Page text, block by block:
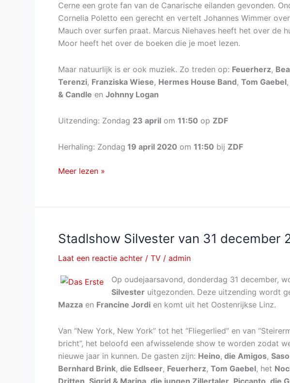
Cerne een grote fan van de Canarische eilanden gevonden.
Cornelia Poletto een gerecht en vertelt Johannes Wimmer
Mauch over surfen praat. Marcus Niehaves heeft het over de
Moor heeft het over de boeken die je moet lezen.
Maar natuurlijk is er ook muziek. Zo treden op: Feuerherz,
Terenzi, Franziska Wiese, Hermes House Band, Tom Gaebel,
& Candle en Johnny Logan
Uitzending: Zondag 23 april om 11:50 op ZDF
Herhaling: Zondag 19 april 2020 om 11:50 bij ZDF
ZDF
tour
zondag
23
april
Meer lezen »
Stadlshow Silvester van 31 december
Laat een reactie achter / TV / admin
Op oudejaarsavond, donderdag 31 december,
Silvester uitgezonden. Deze uitzending wordt
Mazza en Francine Jordi en komt uit het Oostenrijkse Linz.
Van “New York, New York” tot het “Fliegerlied” en van
bricht”, het beloofd een afwisselende show te worden zodat
nieuwe jaar in kunnen. De gasten zijn: Heino, die Amigos,
Bernhard Brink, die Edlseer, Feuerherz, Tom Gaebel, het